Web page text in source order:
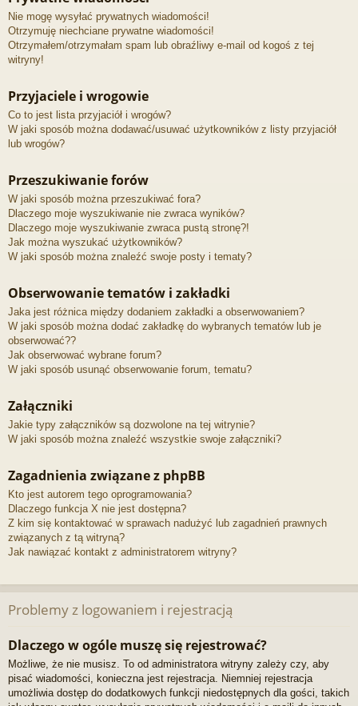
Nie mogę wysyłać prywatnych wiadomości!
Otrzymuję niechciane prywatne wiadomości!
Otrzymałem/otrzymałam spam lub obraźliwy e-mail od kogoś z tej
witryny!
Przyjaciele i wrogowie
Co to jest lista przyjaciół i wrogów?
W jaki sposób można dodawać/usuwać użytkowników z listy przyjaciół
lub wrogów?
Przeszukiwanie forów
W jaki sposób można przeszukiwać fora?
Dlaczego moje wyszukiwanie nie zwraca wyników?
Dlaczego moje wyszukiwanie zwraca pustą stronę?!
Jak można wyszukać użytkowników?
W jaki sposób można znaleźć swoje posty i tematy?
Obserwowanie tematów i zakładki
Jaka jest różnica między dodaniem zakładki a obserwowaniem?
W jaki sposób można dodać zakładkę do wybranych tematów lub je
obserwować??
Jak obserwować wybrane forum?
W jaki sposób usunąć obserwowanie forum, tematu?
Załączniki
Jakie typy załączników są dozwolone na tej witrynie?
W jaki sposób można znaleźć wszystkie swoje załączniki?
Zagadnienia związane z phpBB
Kto jest autorem tego oprogramowania?
Dlaczego funkcja X nie jest dostępna?
Z kim się kontaktować w sprawach nadużyć lub zagadnień prawnych
związanych z tą witryną?
Jak nawiązać kontakt z administratorem witryny?
Problemy z logowaniem i rejestracją
Dlaczego w ogóle muszę się rejestrować?
Możliwe, że nie musisz. To od administratora witryny zależy czy, aby
pisać wiadomości, konieczna jest rejestracja. Niemniej rejestracja
umożliwia dostęp do dodatkowych funkcji niedostępnych dla gości, takich